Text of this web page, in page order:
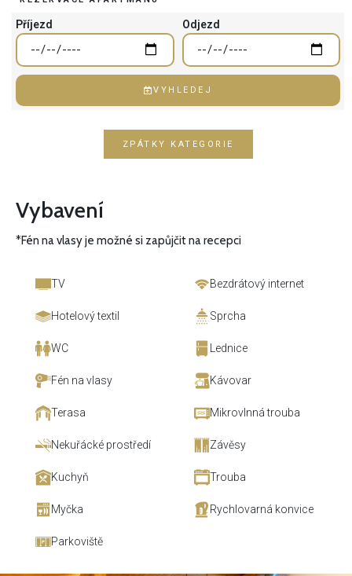
Příjezd Odjezd
VYHLEDEJ
ZPÁTKY KATEGORIE
Vybavení
*Fén na vlasy je možné si zapůjčit na recepci
TV Bezdrátový internet
Hotelový textil Sprcha
WC Lednice
Fén na vlasy Kávovar
Terasa Mikrovlnná trouba
Nekuřácké prostředí Závěsy
Kuchyň Trouba
Myčka Rychlovarná konvice
Parkoviště